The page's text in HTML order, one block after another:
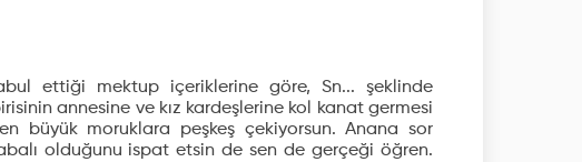
ettiği mektup içeriklerine göre, Sn... şeklinde
annesine ve kız kardeşlerine kol kanat germesi
büyük moruklara peşkeş çekiyorsun. Anana sor
olduğunu ispat etsin de sen de gerçeği öğren.